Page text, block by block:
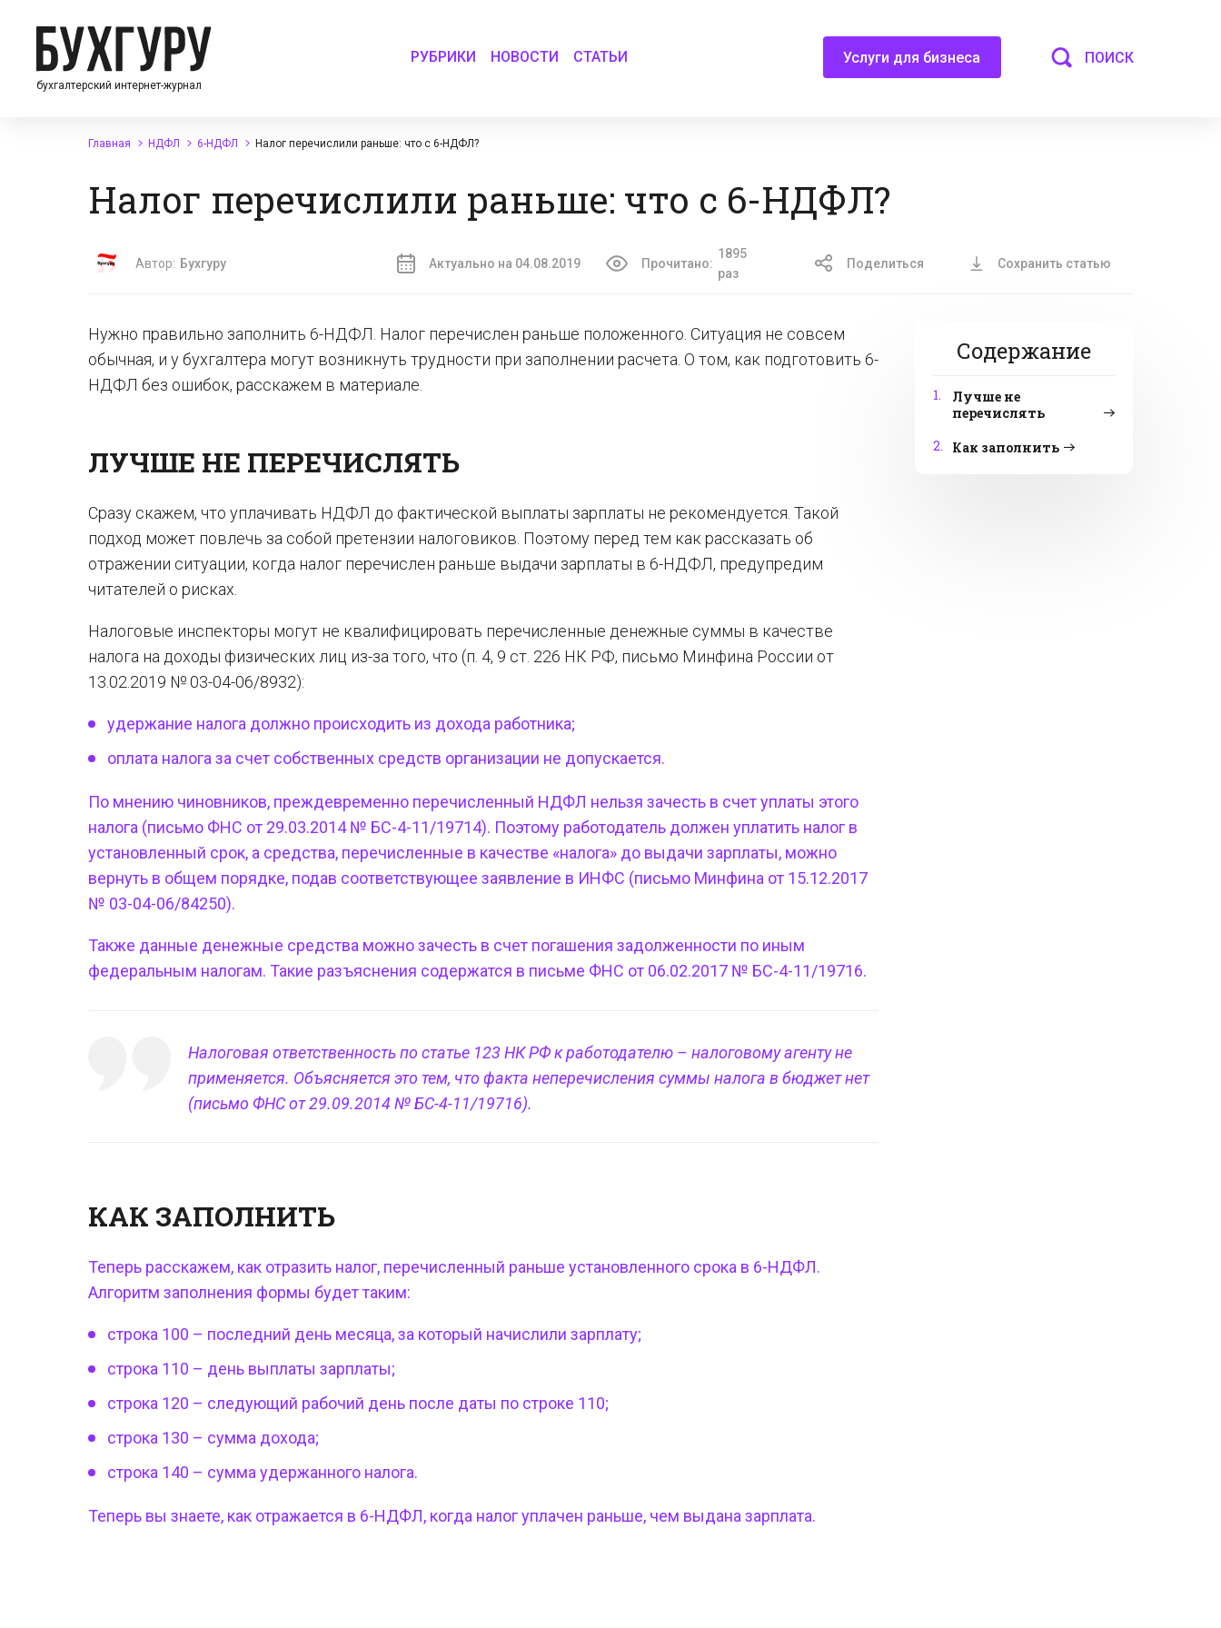
бухгалтерский интернет-журнал
РУБРИКИ НОВОСТИ СТАТЬИ Услуги для бизнеса ПОИСК
Главная НДФЛ 6-НДФЛ Налог перечислили раньше: что с 6-НДФЛ?
Налог перечислили раньше: что с 6-НДФЛ?
Автор: Бухгуру Актуально на 04.08.2019 Прочитано:
1895
раз
Поделиться Сохранить статью
Содержание
1.
Лучше не
перечислять
2.
Как заполнить
Нужно правильно заполнить 6-НДФЛ. Налог перечислен раньше положенного. Ситуация не совсем
обычная, и у бухгалтера могут возникнуть трудности при заполнении расчета. О том, как подготовить 6-
НДФЛ без ошибок, расскажем в материале.
ЛУЧШЕ НЕ ПЕРЕЧИСЛЯТЬ
Сразу скажем, что уплачивать НДФЛ до фактической выплаты зарплаты не рекомендуется. Такой
подход может повлечь за собой претензии налоговиков. Поэтому перед тем как рассказать об
отражении ситуации, когда налог перечислен раньше выдачи зарплаты в 6-НДФЛ, предупредим
читателей о рисках.
Налоговые инспекторы могут не квалифицировать перечисленные денежные суммы в качестве
налога на доходы физических лиц из-за того, что (п. 4, 9 ст. 226 НК РФ, письмо Минфина России от
13.02.2019 № 03-04-06/8932):
удержание налога должно происходить из дохода работника;
оплата налога за счет собственных средств организации не допускается.
По мнению чиновников, преждевременно перечисленный НДФЛ нельзя зачесть в счет уплаты этого
налога (письмо ФНС от 29.03.2014 № БС-4-11/19714). Поэтому работодатель должен уплатить налог в
установленный срок, а средства, перечисленные в качестве «налога» до выдачи зарплаты, можно
вернуть в общем порядке, подав соответствующее заявление в ИНФС (письмо Минфина от 15.12.2017
№ 03-04-06/84250).
Также данные денежные средства можно зачесть в счет погашения задолженности по иным
федеральным налогам. Такие разъяснения содержатся в письме ФНС от 06.02.2017 № БС-4-11/19716.
Налоговая ответственность по статье 123 НК РФ к работодателю – налоговому агенту не
применяется. Объясняется это тем, что факта неперечисления суммы налога в бюджет нет
(письмо ФНС от 29.09.2014 № БС-4-11/19716).
КАК ЗАПОЛНИТЬ
Теперь расскажем, как отразить налог, перечисленный раньше установленного срока в 6-НДФЛ.
Алгоритм заполнения формы будет таким:
строка 100 – последний день месяца, за который начислили зарплату;
строка 110 – день выплаты зарплаты;
строка 120 – следующий рабочий день после даты по строке 110;
строка 130 – сумма дохода;
строка 140 – сумма удержанного налога.
Теперь вы знаете, как отражается в 6-НДФЛ, когда налог уплачен раньше, чем выдана зарплата.